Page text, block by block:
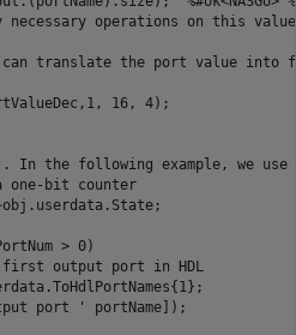
necessary operations on this
can translate the port value into
16, 4);
In the following example, we
one-bit counter
> 0)
first output port in HDL
port ' portName]);